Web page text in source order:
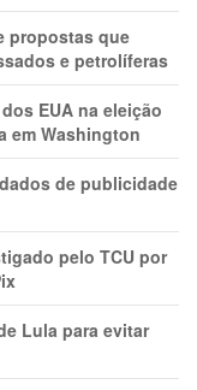
propostas que
e petrolíferas
EUA na eleição
em Washington
de publicidade
pelo TCU por
Lula para evitar